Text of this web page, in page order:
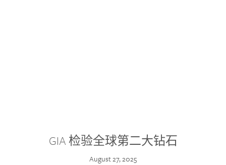
GIA 检验全球第二大钻石
August 27, 2025